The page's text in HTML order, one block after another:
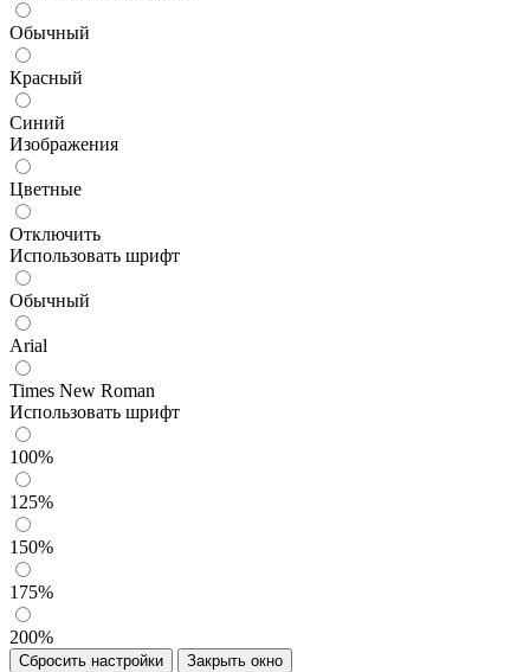
Обычный
Красный
Синий
Изображения
Цветные
Отключить
Использовать шрифт
Обычный
Arial
Times New Roman
Использовать шрифт
100%
125%
150%
175%
200%
Сбросить настройки Закрыть окно